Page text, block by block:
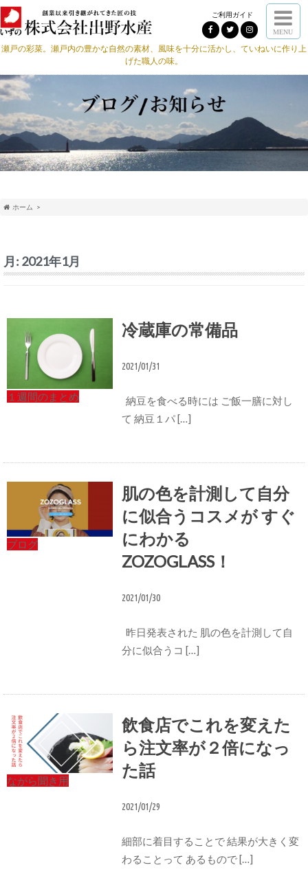
ご利用ガイド
MENU
瀬戸の彩菜。瀬戸内の豊かな自然の素材、風味を十分に活かし、ていねいに作り上
げた職人の味。
ホーム
月: 2021年1月
１週間のまとめ
冷蔵庫の常備品
2021/01/31
納豆を食べる時には ご飯一膳に対し
て 納豆１パ […]
ブログ
肌の色を計測して自分
に似合うコスメが すぐ
にわかる
ZOZOGLASS！
2021/01/30
昨日発表された 肌の色を計測して自
分に似合うコ […]
ながら聞き用
飲食店でこれを変えた
ら注文率が２倍になっ
た話
2021/01/29
細部に着目することで 結果が大きく変
わることって あるもので […]